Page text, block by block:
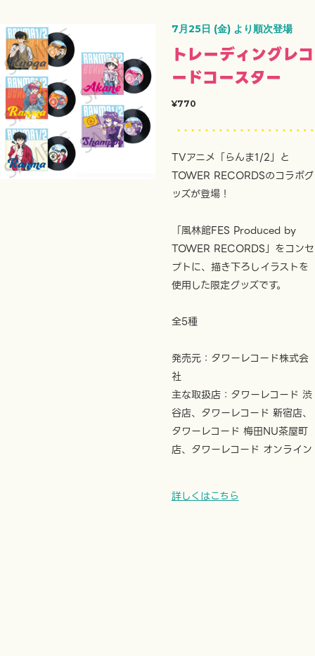
7月25日 (金) より順次登場
トレーディングレコ
ードコースター
¥770
TVアニメ「らんま1/2」と
TOWER RECORDSのコラボグ
ッズが登場！
「風林館FES Produced by
TOWER RECORDS」をコンセ
プトに、描き下ろしイラストを
使用した限定グッズです。
全5種
発売元：タワーレコード株式会
社
主な取扱店：タワーレコード 渋
谷店、タワーレコード 新宿店、
タワーレコード 梅田NU茶屋町
店、タワーレコード オンライン
詳しくはこちら